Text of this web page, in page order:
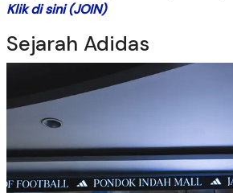
Klik di sini (JOIN)
Sejarah Adidas